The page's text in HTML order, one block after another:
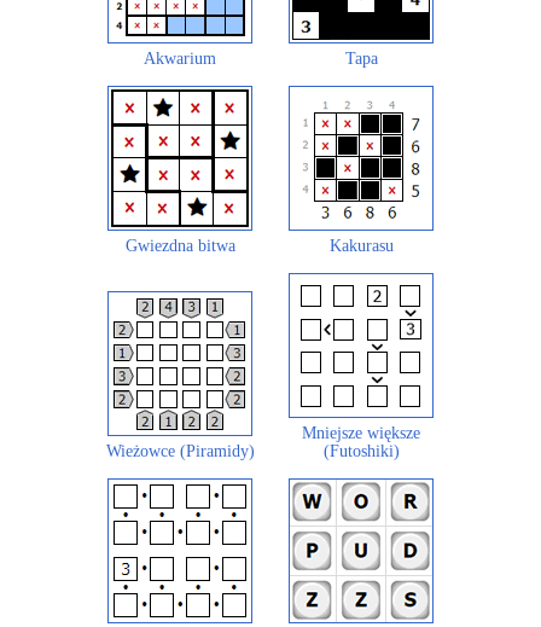
Akwarium Tapa
Gwiezdna bitwa Kakurasu
Wieżowce (Piramidy)
Mniejsze większe
(Futoshiki)